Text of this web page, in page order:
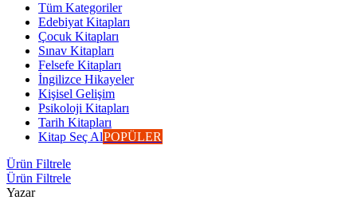
Tüm Kategoriler
Edebiyat Kitapları
Çocuk Kitapları
Sınav Kitapları
Felsefe Kitapları
İngilizce Hikayeler
Kişisel Gelişim
Psikoloji Kitapları
Tarih Kitapları
Kitap Seç AlPOPÜLER
Ürün Filtrele
Ürün Filtrele
Yazar